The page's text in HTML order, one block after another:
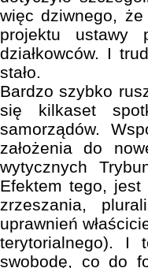
więc dziwnego, że
projektu ustawy
działkowców. I
stało.
Bardzo szybko
się kilkaset
samorządów.
założenia do
wytycznych
Efektem tego, jest
zrzeszania,
uprawnień
terytorialnego). I
swobodę, co do